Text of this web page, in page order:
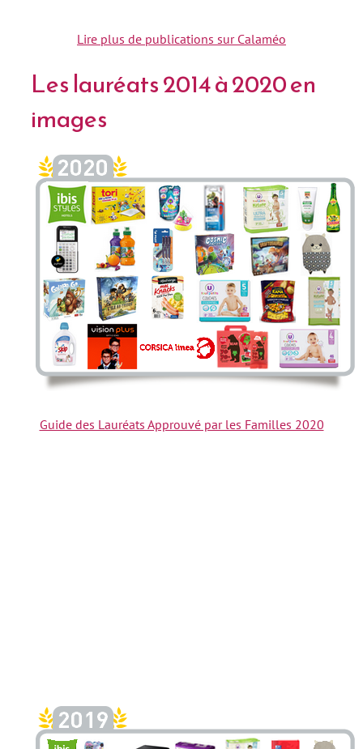
Lire plus de publications sur Calaméo
Les lauréats 2014 à 2020 en
images
Guide des Lauréats Approuvé par les Familles 2020